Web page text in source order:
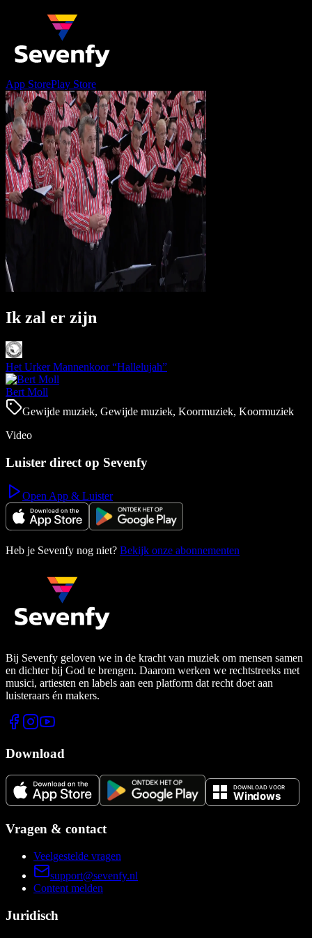
App StorePlay Store
Ik zal er zijn
Het Urker Mannenkoor “Hallelujah”
Bert Moll
Gewijde muziek, Gewijde muziek, Koormuziek, Koormuziek
Video
Luister direct op Sevenfy
Open App & Luister
Heb je Sevenfy nog niet? Bekijk onze abonnementen
Bij Sevenfy geloven we in de kracht van muziek om mensen samen
en dichter bij God te brengen. Daarom werken we rechtstreeks met
musici, artiesten en labels aan een platform dat recht doet aan
luisteraars én makers.
Download
Vragen & contact
Veelgestelde vragen
support@sevenfy.nl
Content melden
Juridisch